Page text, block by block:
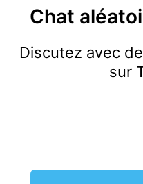
Chat
Discutez avec
sur